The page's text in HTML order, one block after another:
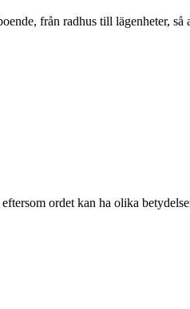
från radhus till lägenheter,
ordet kan ha olika